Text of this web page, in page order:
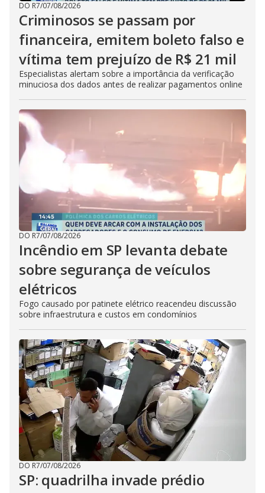
DO R7/07/08/2026
Criminosos se passam por
financeira, emitem boleto falso e
vítima tem prejuízo de R$ 21 mil
Especialistas alertam sobre a importância da verificação
minuciosa dos dados antes de realizar pagamentos online
DO R7/07/08/2026
Incêndio em SP levanta debate
sobre segurança de veículos
elétricos
Fogo causado por patinete elétrico reacendeu discussão
sobre infraestrutura e custos em condomínios
DO R7/07/08/2026
SP: quadrilha invade prédio